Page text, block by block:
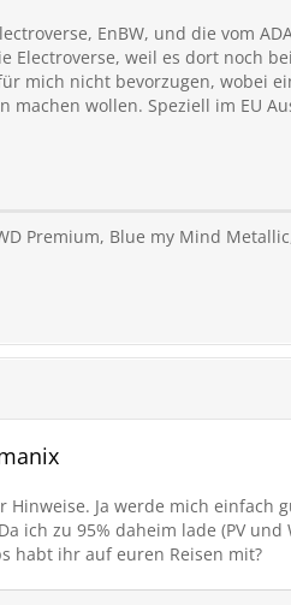
EnBW, und die vom
Electroverse, weil es dort noch
mich nicht bevorzugen, wobei
machen wollen. Speziell im EU
Premium, Blue my Mind
Hinweise. Ja werde mich
ich zu 95% daheim lade (PV
habt ihr auf euren Reisen mit?